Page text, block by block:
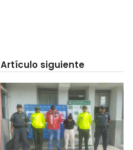
Artículo siguiente